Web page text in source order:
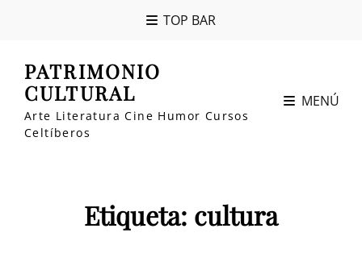
TOP BAR
PATRIMONIO
CULTURAL
Arte Literatura Cine Humor Cursos
Celtíberos
MENÚ
Etiqueta: cultura